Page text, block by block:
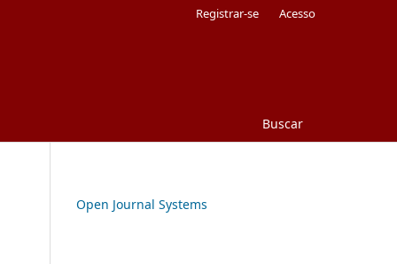
Buscar
Registrar-se Acesso
Open Journal Systems